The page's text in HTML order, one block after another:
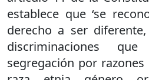
establece que ‘se
derecho a ser
discriminaciones
segregación por